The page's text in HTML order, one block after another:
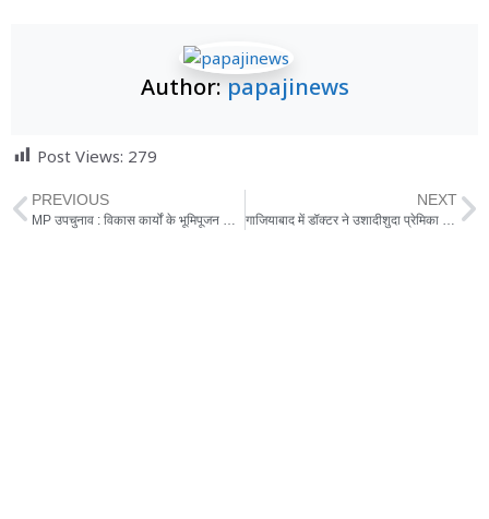
Author:papajinews
Post Views: 279
PREVIOUS
MP उपचुनाव : विकास कार्यों के भूमिपूजन के सहारे बीजेपी, कांग्रेस हुई आक्रामक
NEXT
गाजियाबाद में डॉक्‍टर ने उशादीशुदा प्रेमिका को लगा दिया जहर का इंजेक्‍शन